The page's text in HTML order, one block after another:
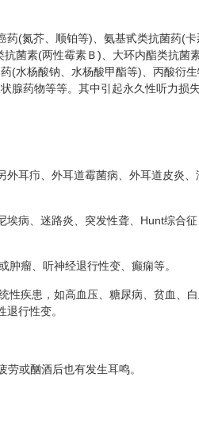
(氮芥、顺铂等)、氨基甙类抗菌药(
菌素(两性霉素Ｂ)、大环内酯类抗
(水杨酸钠、水杨酸甲酯等)、丙酸衍
药物等等。其中引起永久性听力损
耳疖、外耳道霉菌病、外耳道皮炎
病、迷路炎、突发性聋、Hunt综合
瘤、听神经退行性变、癫痫等。
性疾患，如高血压、糖尿病、贫血、
行性变。
或酗酒后也有发生耳鸣。